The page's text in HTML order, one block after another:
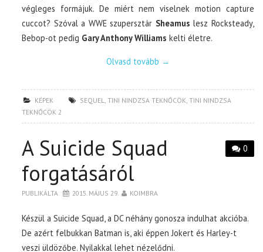
végleges formájuk. De miért nem viselnek motion capture
cuccot? Szóval a WWE szupersztár Sheamus lesz Rocksteady,
Bebop-ot pedig Gary Anthony Williams kelti életre.
Olvasd tovább →
KÉPEK SEQUEL ,TINI NINDZSA TEKNŐCÖK ,TINI NINDZSA
TEKNŐCÖK 2
0
A Suicide Squad
forgatásáról
PUBLIKÁLTA 2015. MÁJUS 29. KOIMBRA
Készül a Suicide Squad, a DC néhány gonosza indulhat akcióba.
De azért felbukkan Batman is, aki éppen Jokert és Harley-t
veszi üldözőbe. Nyilakkal lehet nézelődni.